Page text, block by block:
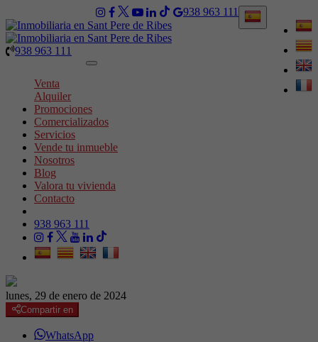
938 963 111
938 963 111
Toggle
Venta
Alquiler
Promociones
Comercializados
Servicios
Vende tu inmueble
Nosotros
Blog
Valora tu vivienda
Contacto
938 963 111
lunes, 29 de enero de 2024
Compartir en
WhatsApp